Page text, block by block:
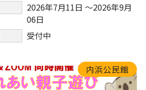
2026年7月11日 ～2026年9月
06日
受付中
内浜公民館